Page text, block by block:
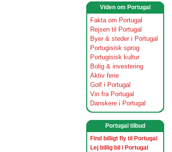
Viden om Portugal
Fakta om Portugal
Rejsen til Portugal
Byer & steder i Portugal
Portugisisk sprog
Portugisisk kultur
Bolig & investering
Aktiv ferie
Golf i Portugal
Vin fra Portugal
Danskere i Portugal
Portugal tilbud
Find billigt fly til Portugal
Lej billig bil i Portugal